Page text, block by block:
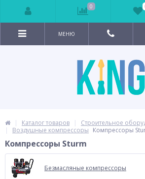
МЕНЮ
Каталог товаров
Строительное
Воздушные компрессоры Компрессоры
Компрессоры Sturm
Безмасляные компрессоры
0